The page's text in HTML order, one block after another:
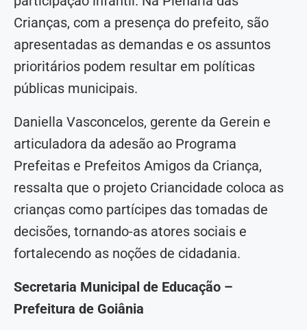
Crianças, com a presença do prefeito, são
apresentadas as demandas e os assuntos
prioritários podem resultar em políticas
públicas municipais.
Daniella Vasconcelos, gerente da Gerein e
articuladora da adesão ao Programa
Prefeitas e Prefeitos Amigos da Criança,
ressalta que o projeto Criancidade coloca as
crianças como partícipes das tomadas de
decisões, tornando-as atores sociais e
fortalecendo as noções de cidadania.
Secretaria Municipal de Educação –
Prefeitura de Goiânia